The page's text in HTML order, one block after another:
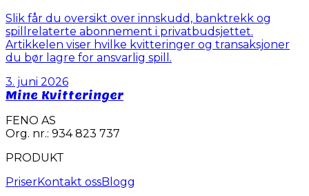
Slik får du oversikt over innskudd, banktrekk og
spillrelaterte abonnement i privatbudsjettet.
Artikkelen viser hvilke kvitteringer og transaksjoner
du bør lagre for ansvarlig spill.
3. juni 2026
Mine Kvitteringer
FENO AS
Org. nr.: 934 823 737
PRODUKT
PriserKontakt ossBlogg